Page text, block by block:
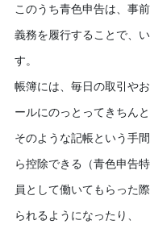
このうち青色申告は、事
義務を履行することで、
す。
帳簿には、毎日の取引や
ールにのっとってきちん
そのような記帳という手
ら控除できる（青色申告
員として働いてもらった
られるようになったり、